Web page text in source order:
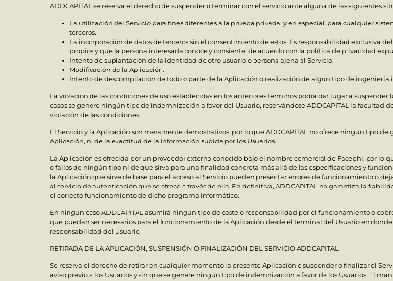
ADDCAPITAL se reserva el derecho de suspender o terminar con el servicio ante alguna de las siguientes
La utilización del Servicio para fines diferentes a la prueba privada, y en especial, para cualquier
terceros.
La incorporación de datos de terceros sin el consentimiento de estos. Es responsabilidad exclusiva
propios y que la persona interesada conoce y consiente, de acuerdo con la política de privacidad
Intento de suplantación de la identidad de otro usuario o persona ajena al Servicio.
Modificación de la Aplicación.
Intento de descompilación de todo o parte de la Aplicación o realización de algún tipo de ingeniería
La violación de las condiciones de uso establecidas en los anteriores términos podrá dar lugar a
casos se genere ningún tipo de indemnización a favor del Usuario, reservándose ADDCAPITAL la facultad
violación de las condiciones.
El Servicio y la Aplicación son meramente demostrativos, por lo que ADDCAPITAL no ofrece ningún tipo
Aplicación, ni de la exactitud de la información subida por los Usuarios.
La Aplicación es ofrecida por un proveedor externo conocido bajo el nombre comercial de Facephi, por lo
o fallos de ningún tipo ni de que sirva para una finalidad concreta más allá de las especificaciones y
la Aplicación que sirve de base para el acceso al Servicio pueden presentar errores de funcionamiento o
al servicio de autenticación que se ofrece a través de ella. En definitiva, ADDCAPITAL no garantiza la
el correcto funcionamiento de dicho programa informático.
En ningún caso ADDCAPITAL asumirá ningún tipo de coste o responsabilidad por el funcionamiento o
que puedan ser necesarios para el funcionamiento de la Aplicación desde el terminal del Usuario en
responsabilidad del Usuario.
RETIRADA DE LA APLICACIÓN, SUSPENSIÓN O FINALIZACIÓN DEL SERVICIO ADDCAPITAL
Se reserva el derecho de retirar en cualquier momento la presente Aplicación o suspender o finalizar el
aviso previo a los Usuarios y sin que se genere ningún tipo de indemnización a favor de los Usuarios. El